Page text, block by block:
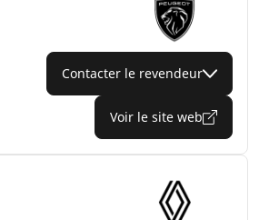
Contacter le revendeur
Voir le site web